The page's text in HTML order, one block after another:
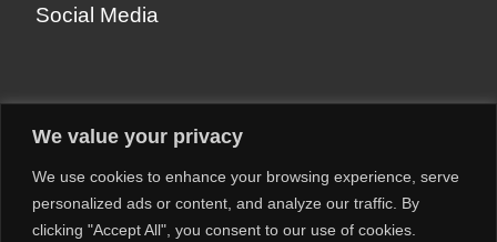
We value your privacy
We use cookies to enhance your browsing experience, serve
personalized ads or content, and analyze our traffic. By
clicking "Accept All", you consent to our use of cookies.
Social Media
LinkedIn